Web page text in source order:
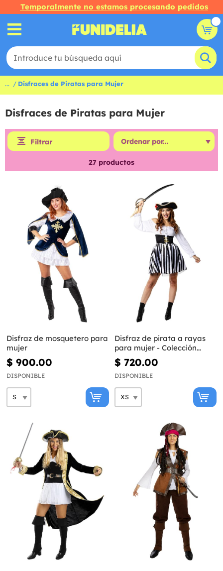
Temporalmente no estamos procesando pedidos
... Disfraces de Piratas para Mujer
Disfraces de Piratas para Mujer
Filtrar
27 productos
Disfraz de mosquetero para
mujer
$ 900.00
DISPONIBLE
Disfraz de pirata a rayas
para mujer - Colección
blanca y negra
$ 720.00
DISPONIBLE